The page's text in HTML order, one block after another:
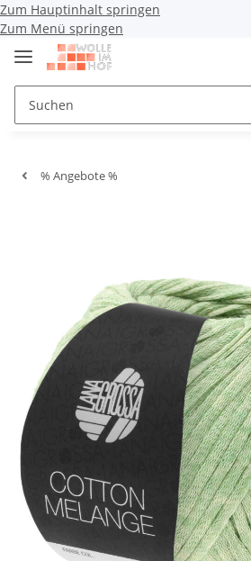
Zum Hauptinhalt springen
Zum Menü springen
% Angebote %